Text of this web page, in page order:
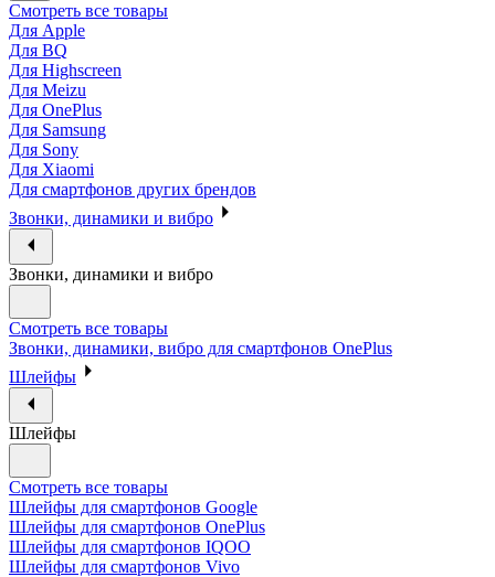
Смотреть все товары
Для Apple
Для BQ
Для Highscreen
Для Meizu
Для OnePlus
Для Samsung
Для Sony
Для Xiaomi
Для смартфонов других брендов
Звонки, динамики и вибро
Звонки, динамики и вибро
Смотреть все товары
Звонки, динамики, вибро для смартфонов OnePlus
Шлейфы
Шлейфы
Смотреть все товары
Шлейфы для смартфонов Google
Шлейфы для смартфонов OnePlus
Шлейфы для смартфонов IQOO
Шлейфы для смартфонов Vivo